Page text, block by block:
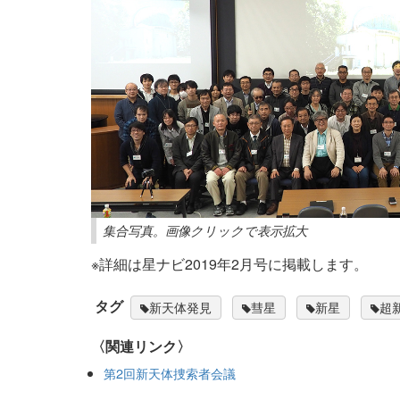
集合写真。画像クリックで表示拡大
※詳細は星ナビ2019年2月号に掲載します。
タグ 新天体発見 彗星 新星 超
〈関連リンク〉
第2回新天体捜索者会議